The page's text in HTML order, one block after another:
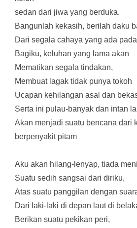
sedan dari jiwa yang berduka.
Bangunlah kekasih, berilah daku
Dari segala cahaya yang ada
Bagiku, keluhan yang lama akan
Mematikan segala tindakan,
Membuat lagak tidak punya tokoh
Ucapan kehilangan asal dan
Serta ini pulau-banyak dan intan
Akan menjadi suatu bencana dari
berpenyakit pitam
Aku akan hilang-lenyap, tiada
Suatu sedih sangsai dari diriku,
Atas suatu panggilan dengan
Dari laki-laki di depan laut di
Berikan suatu pekikan peri,